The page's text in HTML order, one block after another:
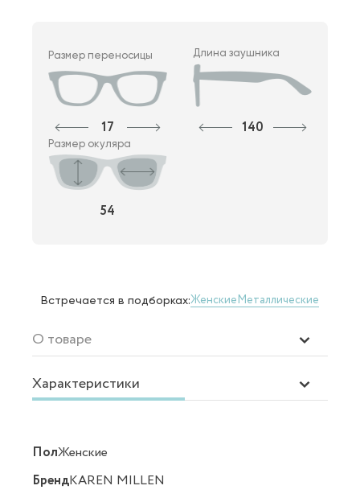
Размер переносицы
17
Длина заушника
140
Размер окуляра
54
Встречается в подборках:ЖенскиеМеталлические
О товаре
Характеристики
ПолЖенские
БрендKAREN MILLEN